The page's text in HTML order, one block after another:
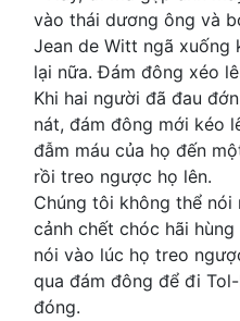
vào thái dương ông và
Jean de Witt ngã
lại nữa. Đám đông xéo
Khi hai người đã đau
nát, đám đông mới kéo
đẫm máu của họ đến
rồi treo ngược họ lên.
Chúng tôi không thể
cảnh chết chóc hãi
nói vào lúc họ treo
qua đám đông để đi
đóng.